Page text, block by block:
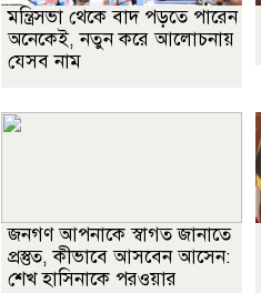
মন্ত্রিসভা থেকে বাদ পড়তে পারেন
অনেকেই, নতুন করে আলোচনায়
যেসব নাম
জনগণ আপনাকে স্বাগত জানাতে
প্রস্তুত, কীভাবে আসবেন আসেন:
শেখ হাসিনাকে পরওয়ার